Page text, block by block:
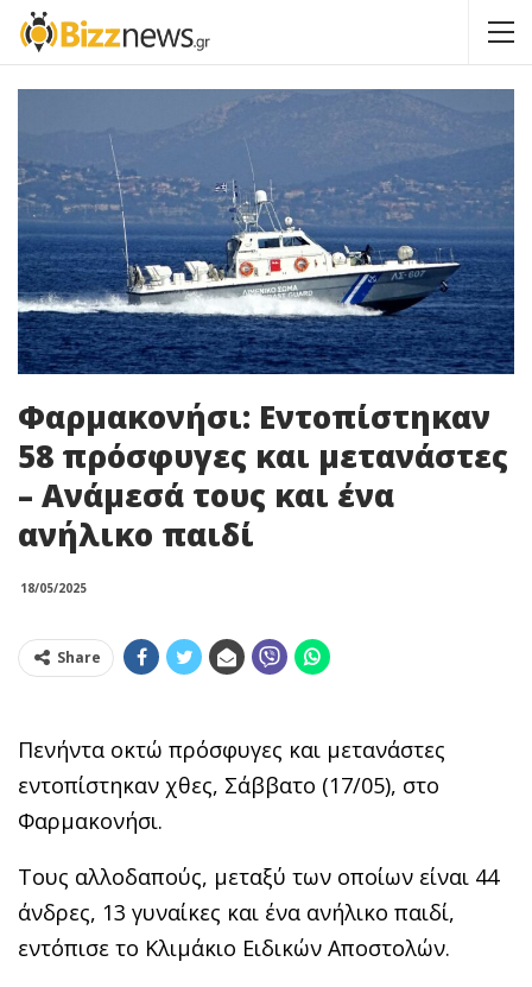
Φαρμακονήσι: Εντοπίστηκαν
58 πρόσφυγες και μετανάστες
– Ανάμεσά τους και ένα
ανήλικο παιδί
18/05/2025
Share
Πενήντα οκτώ πρόσφυγες και μετανάστες
εντοπίστηκαν χθες, Σάββατο (17/05), στο
Φαρμακονήσι.
Τους αλλοδαπούς, μεταξύ των οποίων είναι 44
άνδρες, 13 γυναίκες και ένα ανήλικο παιδί,
εντόπισε το Κλιμάκιο Ειδικών Αποστολών.